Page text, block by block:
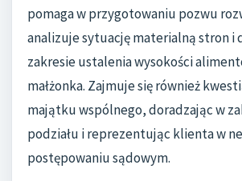
pomaga w przygotowaniu pozwu
analizuje sytuację materialną stron i
zakresie ustalenia wysokości
małżonka. Zajmuje się również
majątku wspólnego, doradzając w
podziału i reprezentując klienta w
postępowaniu sądowym.